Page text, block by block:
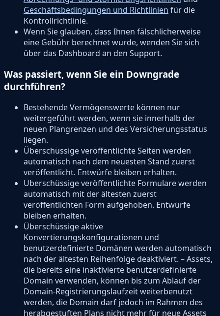
Geschäftsbedingungen und Richtlinien für die
Kontrollrichtlinie.
Wenn Sie glauben, dass Ihnen fälschlicherweise
eine Gebühr berechnet wurde, wenden Sie sich
über das Dashboard an den Support.
Was passiert, wenn Sie ein Downgrade
durchführen?
Bestehende Vermögenswerte können nur
weitergeführt werden, wenn sie innerhalb der
neuen Plangrenzen und des Versicherungsstatus
liegen.
Überschüssige veröffentlichte Seiten werden
automatisch nach dem neuesten Stand zuerst
veröffentlicht. Entwürfe bleiben erhalten.
Überschüssige veröffentlichte Formulare werden
automatisch mit der ältesten zuerst
veröffentlichten Form aufgehoben. Entwürfe
bleiben erhalten.
Überschüssige aktive
Konvertierungskonfigurationen und
benutzerdefinierte Domänen werden automatisch
nach der ältesten Reihenfolge deaktiviert. – Assets,
die bereits eine inaktivierte benutzerdefinierte
Domain verwenden, können bis zum Ablauf der
Domain-Registrierungslaufzeit weiterbenutzt
werden, die Domain darf jedoch im Rahmen des
herabgestuften Plans nicht mehr für neue Assets